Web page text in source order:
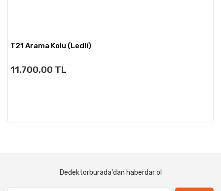
T21 Arama Kolu (Ledli)
11.700,00 TL
Dedektorburada'dan haberdar ol